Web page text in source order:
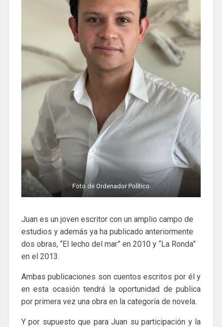
Foto de Ordenador Político
Juan es un joven escritor con un amplio campo de
estudios y además ya ha publicado anteriormente
dos obras, “El lecho del mar” en 2010 y “La Ronda”
en el 2013.
Ambas publicaciones son cuentos escritos por él y
en esta ocasión tendrá la oportunidad de publica
por primera vez una obra en la categoría de novela.
Y por supuesto que para Juan su participación y la